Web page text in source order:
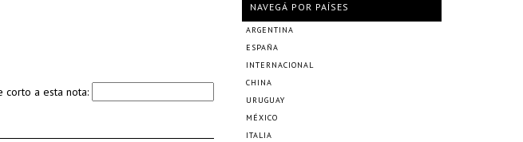
corto a esta nota:
NAVEGÁ POR PAÍSES
ARGENTINA
ESPAÑA
INTERNACIONAL
CHINA
URUGUAY
MÉXICO
ITALIA